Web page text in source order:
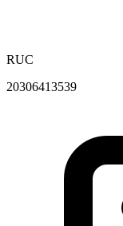
RUC
20306413539